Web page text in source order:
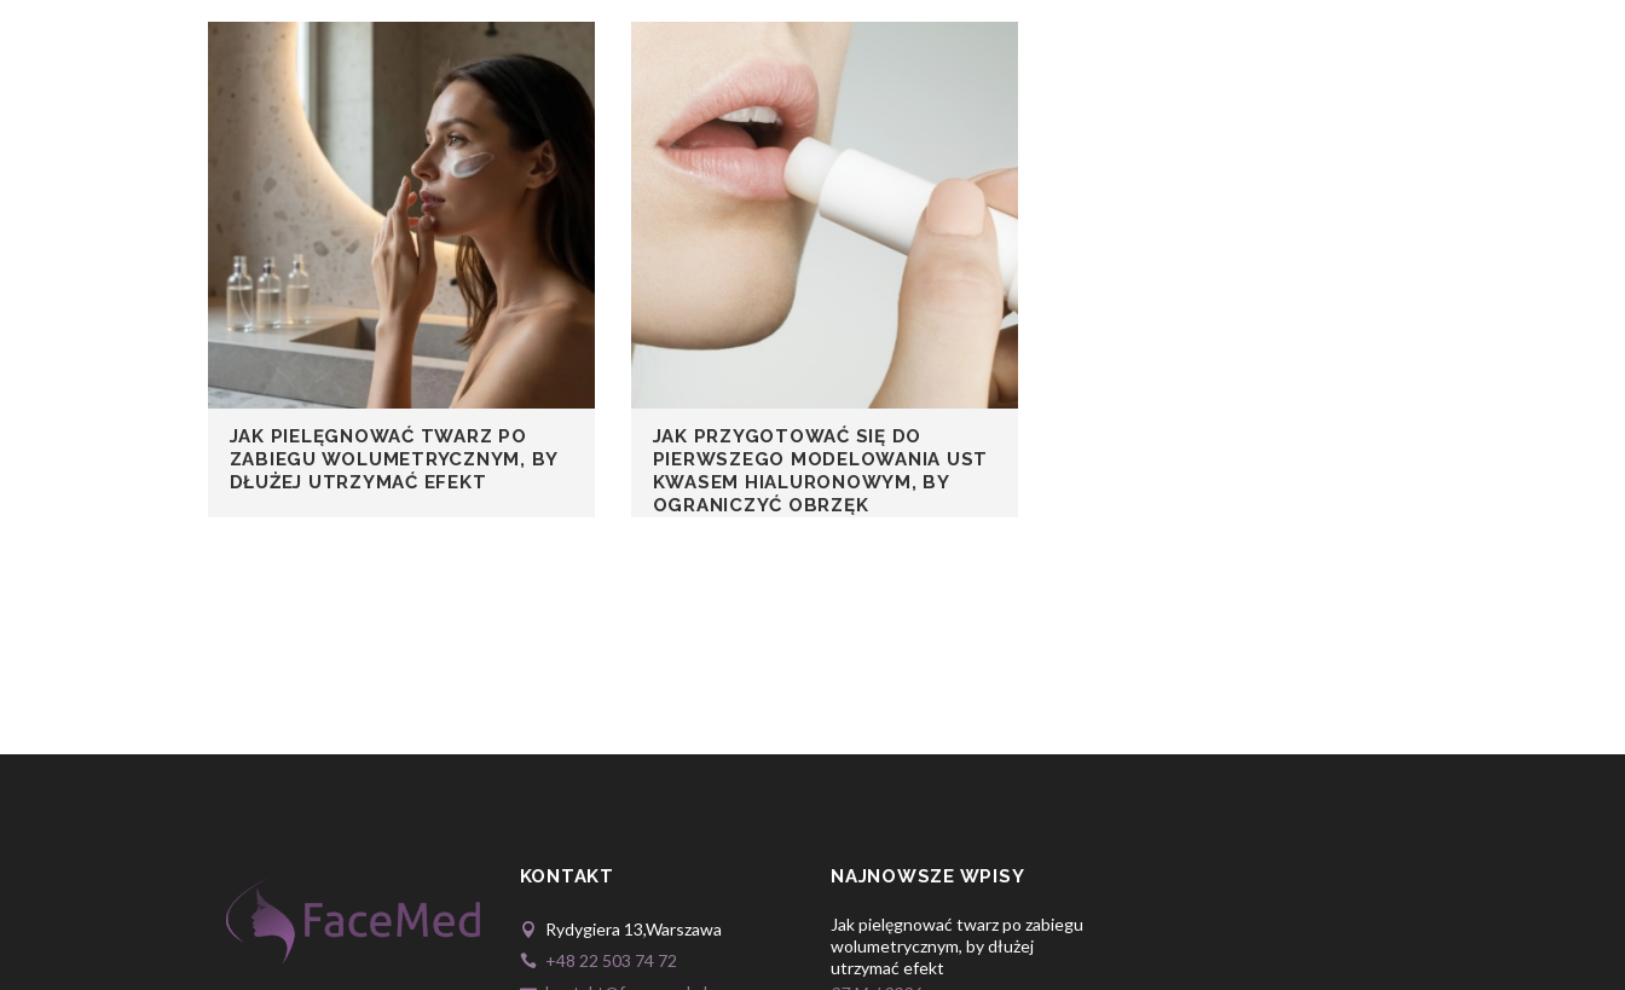
JAK PIELĘGNOWAĆ TWARZ PO
ZABIEGU WOLUMETRYCZNYM, BY
DŁUŻEJ UTRZYMAĆ EFEKT
JAK PRZYGOTOWAĆ SIĘ DO
PIERWSZEGO MODELOWANIA UST
KWASEM HIALURONOWYM, BY
OGRANICZYĆ OBRZĘK
KONTAKT
Rydygiera 13,Warszawa
+48 22 503 74 72
NAJNOWSZE WPISY
Jak pielęgnować twarz po zabiegu
wolumetrycznym, by dłużej
utrzymać efekt